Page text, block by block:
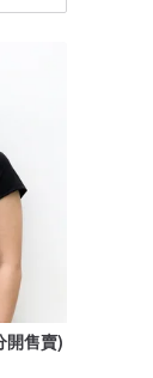
售賣)